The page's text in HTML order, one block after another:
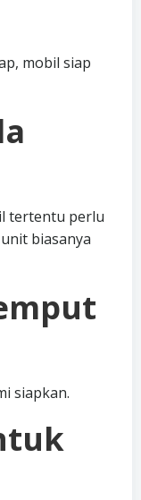
mobil siap
tertentu perlu
biasanya
siapkan.